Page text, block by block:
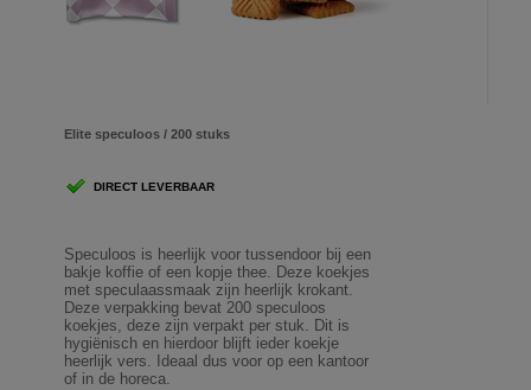
Elite speculoos / 200 stuks
DIRECT LEVERBAAR
Speculoos is heerlijk voor tussendoor bij een
bakje koffie of een kopje thee. Deze koekjes
met speculaassmaak zijn heerlijk krokant.
Deze verpakking bevat 200 speculoos
koekjes, deze zijn verpakt per stuk. Dit is
hygiënisch en hierdoor blijft ieder koekje
heerlijk vers. Ideaal dus voor op een kantoor
of in de horeca.